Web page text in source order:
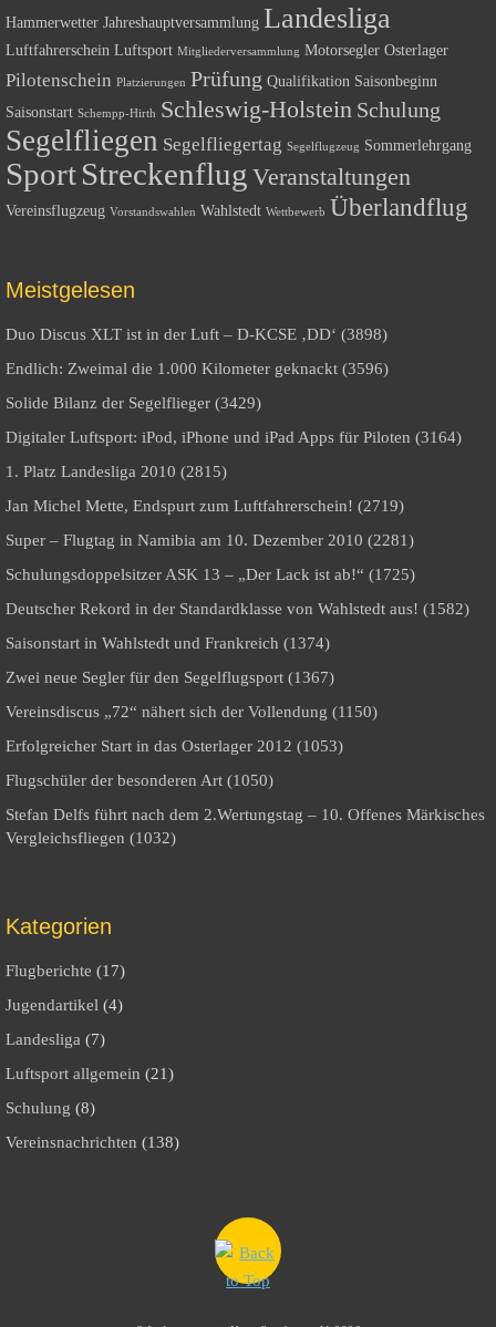
Hammerwetter Jahreshauptversammlung Landesliga
Luftfahrerschein Luftsport Mitgliederversammlung Motorsegler Osterlager
Pilotenschein Platzierungen Prüfung Qualifikation Saisonbeginn
Saisonstart Schempp-Hirth Schleswig-Holstein Schulung
Segelfliegen Segelfliegertag Segelflugzeug Sommerlehrgang
SportStreckenflug Veranstaltungen
Vereinsflugzeug Vorstandswahlen Wahlstedt Wettbewerb Überlandflug
Meistgelesen
Duo Discus XLT ist in der Luft – D-KCSE ‚DD‘ (3898)
Endlich: Zweimal die 1.000 Kilometer geknackt (3596)
Solide Bilanz der Segelflieger (3429)
Digitaler Luftsport: iPod, iPhone und iPad Apps für Piloten (3164)
1. Platz Landesliga 2010 (2815)
Jan Michel Mette, Endspurt zum Luftfahrerschein! (2719)
Super – Flugtag in Namibia am 10. Dezember 2010 (2281)
Schulungsdoppelsitzer ASK 13 – „Der Lack ist ab!“ (1725)
Deutscher Rekord in der Standardklasse von Wahlstedt aus! (1582)
Saisonstart in Wahlstedt und Frankreich (1374)
Zwei neue Segler für den Segelflugsport (1367)
Vereinsdiscus „72“ nähert sich der Vollendung (1150)
Erfolgreicher Start in das Osterlager 2012 (1053)
Flugschüler der besonderen Art (1050)
Stefan Delfs führt nach dem 2.Wertungstag – 10. Offenes Märkisches
Vergleichsfliegen (1032)
Kategorien
Flugberichte (17)
Jugendartikel (4)
Landesliga (7)
Luftsport allgemein (21)
Schulung (8)
Vereinsnachrichten (138)